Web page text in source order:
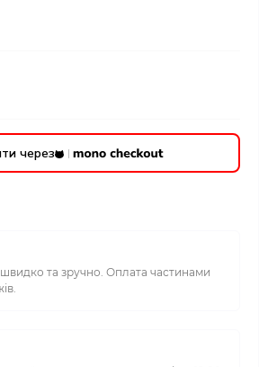
через
та зручно. Оплата частинами